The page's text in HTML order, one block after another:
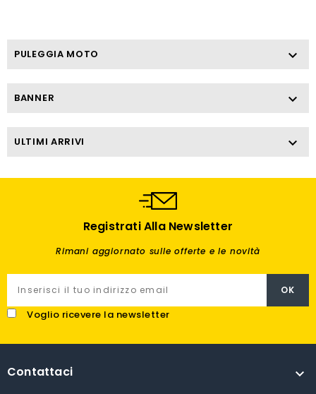
PULEGGIA MOTO 
BANNER 
ULTIMI ARRIVI 
Registrati Alla Newsletter
Rimani aggiornato sulle offerte e le novità
Voglio ricevere la newsletter
Contattaci 